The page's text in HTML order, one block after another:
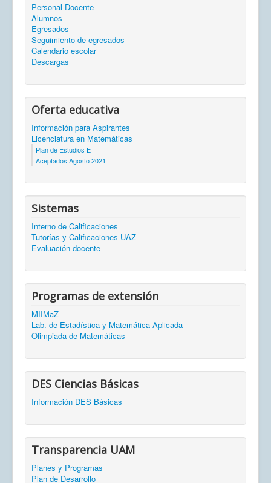
Personal Docente
Alumnos
Egresados
Seguimiento de egresados
Calendario escolar
Descargas
Oferta educativa
Información para Aspirantes
Licenciatura en Matemáticas
Plan de Estudios E
Aceptados Agosto 2021
Sistemas
Interno de Calificaciones
Tutorías y Calificaciones UAZ
Evaluación docente
Programas de extensión
MIIMaZ
Lab. de Estadística y Matemática Aplicada
Olimpiada de Matemáticas
DES Ciencias Básicas
Información DES Básicas
Transparencia UAM
Planes y Programas
Plan de Desarrollo